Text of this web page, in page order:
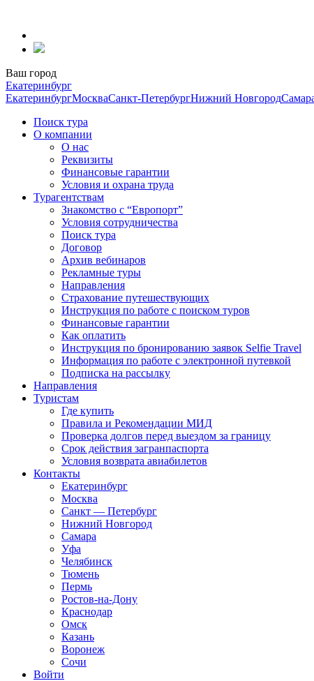
содержанию
Ваш город
Екатеринбург
ЕкатеринбургМоскваСанкт-ПетербургНижний Новгород
Поиск тура
О компании
О нас
Реквизиты
Финансовые гарантии
Условия и охрана труда
Турагентствам
Знакомство с “Европорт”
Условия сотрудничества
Поиск тура
Договор
Архив вебинаров
Рекламные туры
Направления
Страхование путешествующих
Инструкция по работе с поиском туров
Финансовые гарантии
Как оплатить
Инструкция по бронированию заявок Selfie Travel
Информация по работе с электронной путевкой
Подписка на рассылку
Направления
Туристам
Где купить
Правила и Рекомендации МИД
Проверка долгов перед выездом за границу
Срок действия загранпаспорта
Условия возврата авиабилетов
Контакты
Екатеринбург
Москва
Санкт — Петербург
Нижний Новгород
Самара
Уфа
Челябинск
Тюмень
Пермь
Ростов-на-Дону
Краснодар
Омск
Казань
Воронеж
Сочи
Войти